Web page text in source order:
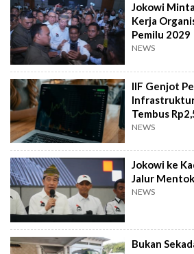
Jokowi
Kerja
Pemilu 2029
NEWS
IIF Genjot
Tembus
Semester I
NEWS
Jokowi ke
Jalur
NEWS
Bukan